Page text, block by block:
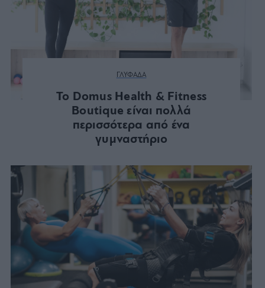
ΓΛΥΦΑΔΑ
Το Domus Health & Fitness
Boutique είναι πολλά
περισσότερα από ένα
γυμναστήριο